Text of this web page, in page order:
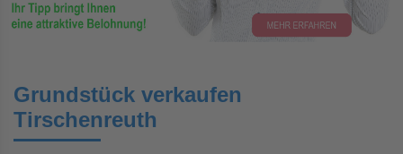
Grundstück verkaufen
Tirschenreuth